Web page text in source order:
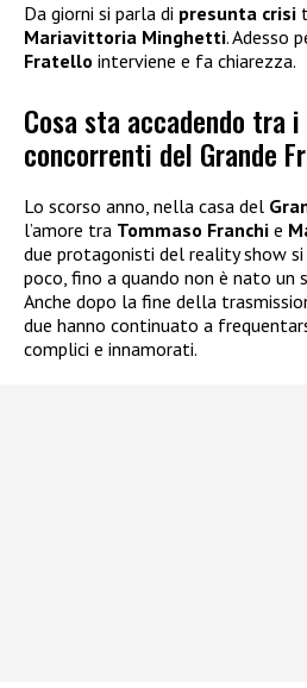
Da giorni si parla di presunta crisi
Mariavittoria Minghetti. Adesso
Fratello interviene e fa chiarezza.
Cosa sta accadendo tra i
concorrenti del Grande
Lo scorso anno, nella casa del
l’amore tra Tommaso Franchi e
due protagonisti del reality show
poco, fino a quando non è nato
Anche dopo la fine della
due hanno continuato a
complici e innamorati.